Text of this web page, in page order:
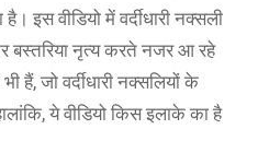
इस वीडियो में वर्दीधारी नक्सली
नृत्य करते नजर आ रहे
हैं, जो वर्दीधारी नक्सलियों के
ये वीडियो किस इलाके का है